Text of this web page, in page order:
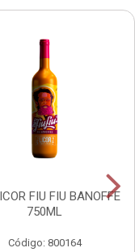
FIU FIU BANOFFE
750ML
Código: 800164